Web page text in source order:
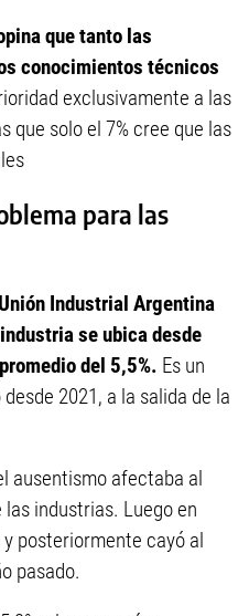
que tanto las
conocimientos técnicos
exclusivamente a las
que solo el 7% cree que las
para las
Industrial Argentina
se ubica desde
del 5,5%. Es un
2021, a la salida de la
ausentismo afectaba al
las industrias. Luego en
posteriormente cayó al
pasado.